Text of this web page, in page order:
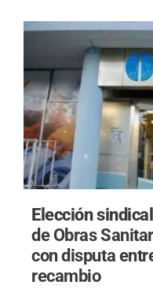
Elección
de Obras
con disputa
recambio